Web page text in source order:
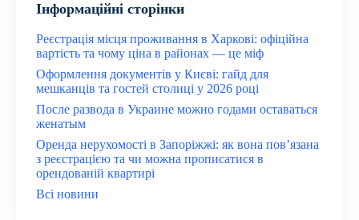
Інформаційні сторінки
Реєстрація місця проживання в Харкові: офіційна
вартість та чому ціна в районах — це міф
Оформлення документів у Києві: гайд для
мешканців та гостей столиці у 2026 році
После развода в Украине можно годами оставаться
женатым
Оренда нерухомості в Запоріжжі: як вона пов’язана
з реєстрацією та чи можна прописатися в
орендованій квартирі
Всі новини